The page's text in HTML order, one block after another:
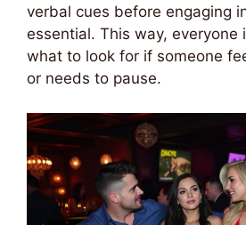
verbal cues before engaging
essential. This way, everyone
what to look for if someone
or needs to pause.